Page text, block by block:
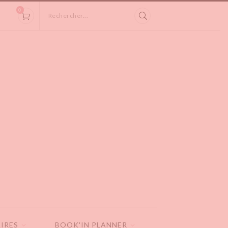
Rechercher...
0
BOOK'IN PLANNER